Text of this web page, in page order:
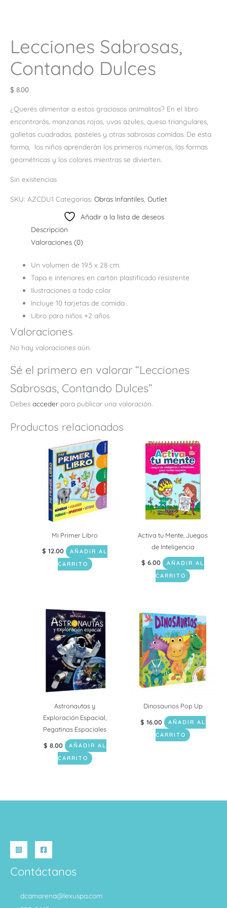
Lecciones Sabrosas,
Contando Dulces
$ 8.00
¿Querés alimentar a estos graciosos animalitos? En el libro
encontrarás, manzanas rojas, uvas azules, queso triangulares,
galletas cuadradas, pasteles y otras sabrosas comidas. De esta
forma, los niños aprenderán los primeros números, las formas
geométricas y los colores mientras se divierten.
Sin existencias
SKU: AZCDU1 Categorías: Obras Infantiles Outlet
Añadir a la lista de deseos
Descripción
Valoraciones (0)
Un volumen de 19.5 x 28 cm.
Tapa e interiores en cartón plastificado resistente
Ilustraciones a todo color
Incluye 10 tarjetas de comida
Libro para niños +2 años
Valoraciones
No hay valoraciones aún.
Sé el primero en valorar “Lecciones
Sabrosas, Contando Dulces”
Debes acceder para publicar una valoración.
Productos relacionados
Mi Primer Libro
$ 12.00
AÑADIR AL
CARRITO
Activa tu Mente, Juegos
de Inteligencia
$ 6.00
AÑADIR AL
CARRITO
Astronautas y
Exploración Espacial,
Pegatinas Espaciales
$ 8.00
AÑADIR AL
CARRITO
Dinosaurios Pop Up
$ 16.00
AÑADIR AL
CARRITO
Contáctanos
dcamarena@lexuspa.com